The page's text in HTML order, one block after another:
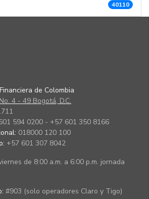
40110
de Colombia
4 - 49 Bogotá, D.C.
594 0200 - +57 601 350 8166
018000 120 100
+57 601 307 8042
de 8:00 a.m. a 6:00 p.m. jornada
#903 (solo operadores Claro y Tigo)